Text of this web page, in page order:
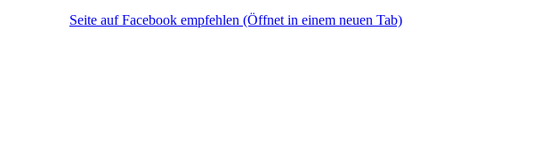
Seite auf Facebook empfehlen (Öffnet in einem neuen Tab)